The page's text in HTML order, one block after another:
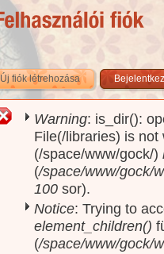
Új fiók létrehozása(aktív fül)
Hibaüzenet
Warning: is_dir():
File(/libraries) is
(/space/www/gock/)
(/space/www/gock/
100 sor).
Notice: Trying to
element_children()
(/space/www/gock/